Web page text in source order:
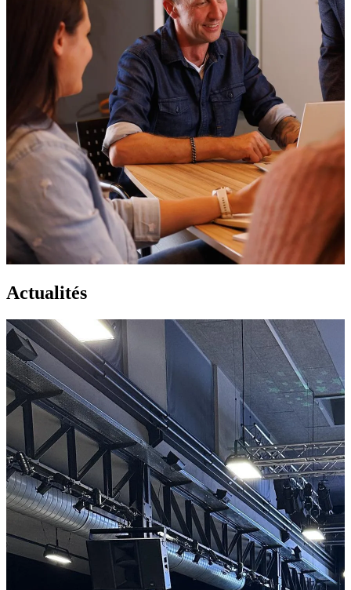
Actualités